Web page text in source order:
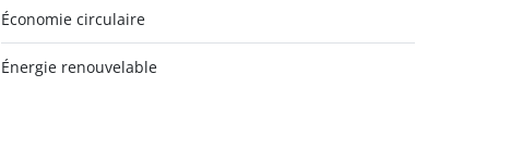
Économie circulaire
Énergie renouvelable